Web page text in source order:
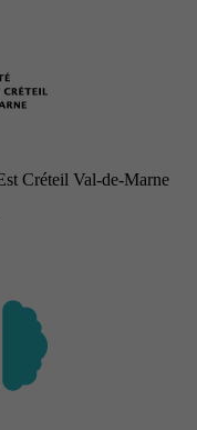
Créteil Val-de-Marne